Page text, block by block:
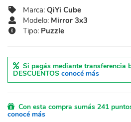
Marca: QiYi Cube
Modelo: Mirror 3x3
Tipo: Puzzle
Si pagás mediante transferencia
DESCUENTOS conocé más
Con esta compra sumás 241
conocé más